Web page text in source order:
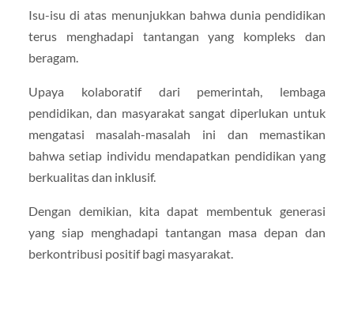
Isu-isu di atas menunjukkan bahwa dunia pendidikan
terus menghadapi tantangan yang kompleks dan
beragam.
Upaya kolaboratif dari pemerintah, lembaga
pendidikan, dan masyarakat sangat diperlukan untuk
mengatasi masalah-masalah ini dan memastikan
bahwa setiap individu mendapatkan pendidikan yang
berkualitas dan inklusif.
Dengan demikian, kita dapat membentuk generasi
yang siap menghadapi tantangan masa depan dan
berkontribusi positif bagi masyarakat.